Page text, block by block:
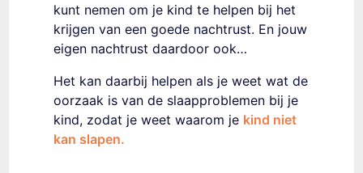
kunt nemen om je kind te helpen bij het
krijgen van een goede nachtrust. En jouw
eigen nachtrust daardoor ook…
Het kan daarbij helpen als je weet wat de
oorzaak is van de slaapproblemen bij je
kind, zodat je weet waarom je kind niet
kan slapen.